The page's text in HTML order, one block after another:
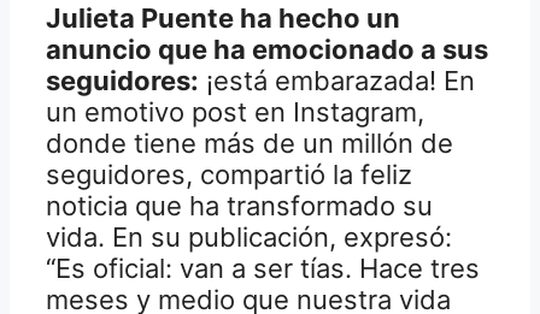
Julieta Puente ha hecho un
anuncio que ha emocionado a sus
seguidores: ¡está embarazada! En
un emotivo post en Instagram,
donde tiene más de un millón de
seguidores, compartió la feliz
noticia que ha transformado su
vida. En su publicación, expresó:
“Es oficial: van a ser tías. Hace tres
meses y medio que nuestra vida